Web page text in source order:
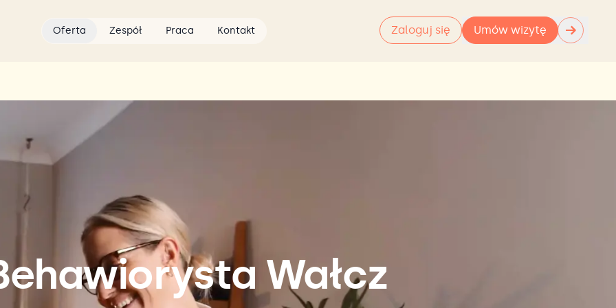
Oferta Zespół Praca Kontakt Zaloguj się Umów wizytę →
Wałcz